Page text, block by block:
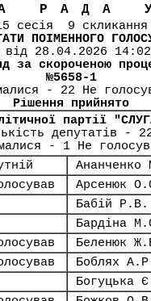
РАДА
сесія 9 скликання
ПОІМЕННОГО
від 28.04.2026
за скороченою
№5658-1
- 22 Не
Рішення прийнято
партії
депутатів -
- 1 Не
Ананченко
Арсенюк
Бабій Р.В.
Бардіна
Беленюк
Боблях
Богуцька